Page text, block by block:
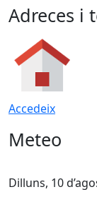
Adreces i
Accedeix
Meteo
Dilluns, 10